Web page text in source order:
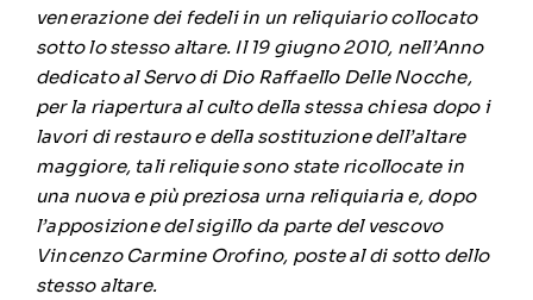
venerazione dei fedeli in un reliquiario collocato
sotto lo stesso altare. Il 19 giugno 2010, nell’Anno
dedicato al Servo di Dio Raffaello Delle Nocche,
per la riapertura al culto della stessa chiesa dopo i
lavori di restauro e della sostituzione dell’altare
maggiore, tali reliquie sono state ricollocate in
una nuova e più preziosa urna reliquiaria e, dopo
l’apposizione del sigillo da parte del vescovo
Vincenzo Carmine Orofino, poste al di sotto dello
stesso altare.